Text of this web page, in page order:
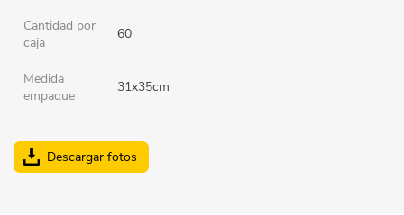
Cantidad por
caja
60
Medida
empaque
31x35cm
Descargar fotos